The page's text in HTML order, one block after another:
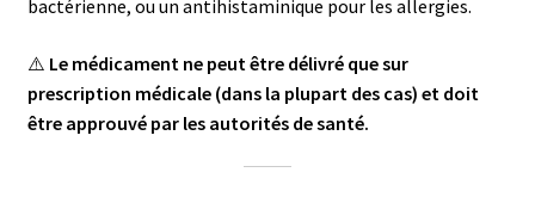
bactérienne, ou un antihistaminique pour les allergies.
⚠️ Le médicament ne peut être délivré que sur
prescription médicale (dans la plupart des cas) et doit
être approuvé par les autorités de santé.